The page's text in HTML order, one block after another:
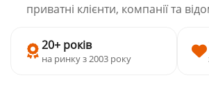
приватні клієнти, компанії та
20+ років
на ринку з 2003 року